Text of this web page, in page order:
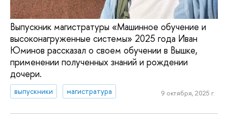
Выпускник магистратуры «Машинное обучение и
высоконагруженные системы» 2025 года Иван
Юминов рассказал о своем обучении в Вышке,
применении полученных знаний и рождении
дочери.
выпускники магистратура 9 октября, 2025 г.